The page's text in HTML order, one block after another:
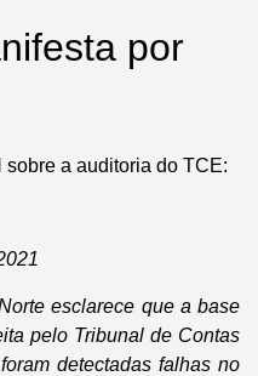
por
a auditoria do TCE:
esclarece que a base
pelo Tribunal de Contas
detectadas falhas no